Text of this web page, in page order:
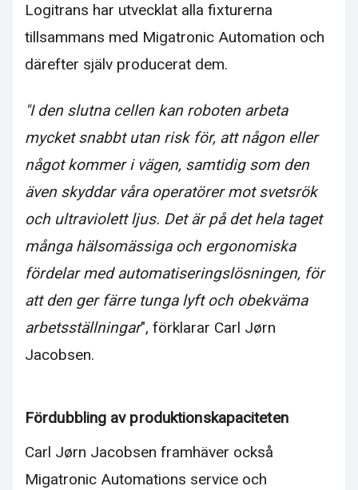
Logitrans har utvecklat alla fixturerna
tillsammans med Migatronic Automation och
därefter själv producerat dem.
"I den slutna cellen kan roboten arbeta
mycket snabbt utan risk för, att någon eller
något kommer i vägen, samtidig som den
även skyddar våra operatörer mot svetsrök
och ultraviolett ljus. Det är på det hela taget
många hälsomässiga och ergonomiska
fördelar med automatiseringslösningen, för
att den ger färre tunga lyft och obekväma
arbetsställningar", förklarar Carl Jørn
Jacobsen.
Fördubbling av produktionskapaciteten
Carl Jørn Jacobsen framhäver också
Migatronic Automations service och